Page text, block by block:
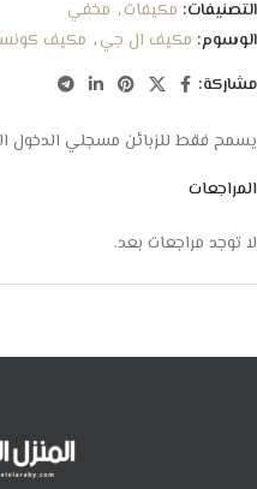
التصنيفات: مكيفات, مخفي
الوسوم: مكيف ال جي, مكيف
مشاركة:
المراجعات
لا توجد مراجعات بعد.
يسمح فقط للزبائن مسجلي الدخول